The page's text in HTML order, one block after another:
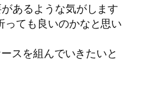
あるような気がします
ても良いのかなと思い
スを組んでいきたいと